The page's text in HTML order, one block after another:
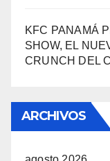
KFC PANAMÁ
SHOW, EL
CRUNCH DEL
ARCHIVOS